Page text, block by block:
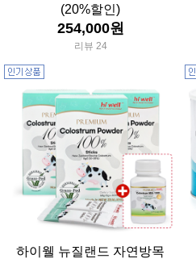
(20%할인)
254,000원
리뷰 24
하이웰 뉴질랜드 자연방목